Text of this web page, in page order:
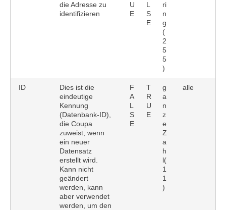
die Adresse zu
identifizieren
U
E
L
S
E
ri
n
g
(
2
5
5
)
ID
Dies ist die
eindeutige
Kennung
(Datenbank-ID),
die Coupa
zuweist, wenn
ein neuer
Datensatz
erstellt wird.
Kann nicht
geändert
werden, kann
aber verwendet
werden, um den
F
A
L
S
E
T
R
U
E
g
a
n
z
e
Z
a
h
l(
1
1
)
alle